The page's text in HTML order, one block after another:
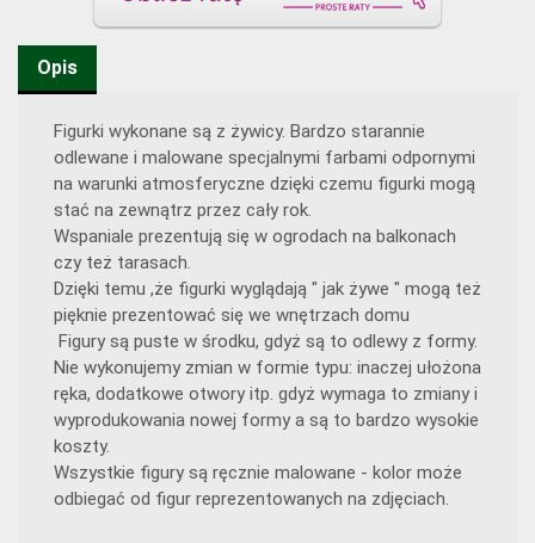
Opis
Figurki wykonane są z żywicy. Bardzo starannie
odlewane i malowane specjalnymi farbami odpornymi
na warunki atmosferyczne dzięki czemu figurki mogą
stać na zewnątrz przez cały rok.
Wspaniale prezentują się w ogrodach na balkonach
czy też tarasach.
Dzięki temu ,że figurki wyglądają " jak żywe " mogą też
pięknie prezentować się we wnętrzach domu
Figury są puste w środku, gdyż są to odlewy z formy.
Nie wykonujemy zmian w formie typu: inaczej ułożona
ręka, dodatkowe otwory itp. gdyż wymaga to zmiany i
wyprodukowania nowej formy a są to bardzo wysokie
koszty.
Wszystkie figury są ręcznie malowane - kolor może
odbiegać od figur reprezentowanych na zdjęciach.